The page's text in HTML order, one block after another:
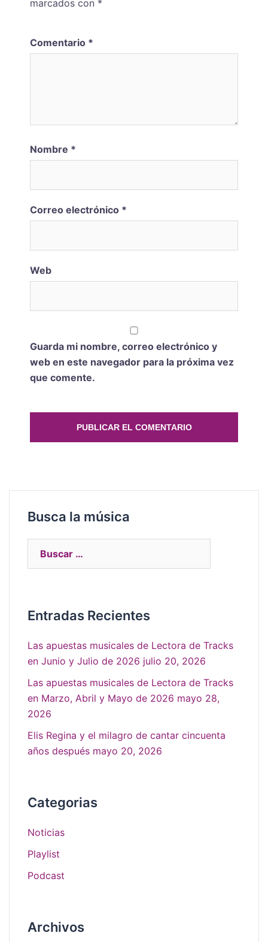
marcados con *
Comentario *
Nombre *
Correo electrónico *
Web
Guarda mi nombre, correo electrónico y
web en este navegador para la próxima vez
que comente.
Busca la música
Entradas Recientes
Las apuestas musicales de Lectora de Tracks
en Junio y Julio de 2026 julio 20, 2026
Las apuestas musicales de Lectora de Tracks
en Marzo, Abril y Mayo de 2026 mayo 28,
2026
Elis Regina y el milagro de cantar cincuenta
años después mayo 20, 2026
Categorias
Noticias
Playlist
Podcast
Archivos